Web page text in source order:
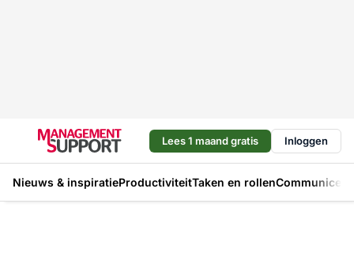
Lees 1 maand gratis Inloggen
Nieuws & inspiratieProductiviteitTaken en rollen